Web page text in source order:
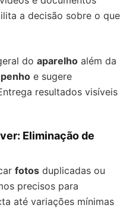
a decisão sobre o que
do aparelho além da
e sugere
resultados visíveis
Eliminação de
fotos duplicadas ou
precisos para
até variações mínimas